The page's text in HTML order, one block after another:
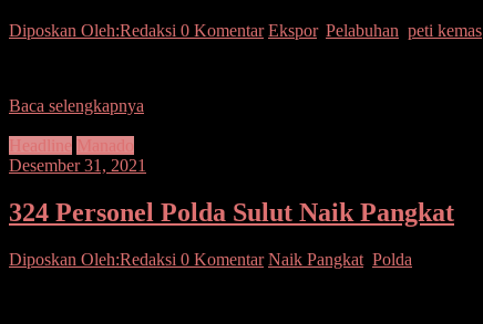
Diposkan Oleh:Redaksi 0 Komentar Ekspor, Pelabuhan peti kemas
Baca selengkapnya
Headline Manado
Desember 31, 2021
324 Personel Polda Sulut Naik Pangkat
Diposkan Oleh:Redaksi 0 Komentar Naik Pangkat Polda